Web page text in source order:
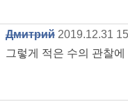
Дмитрий 2019.12.31
그렇게 적은 수의 관찰